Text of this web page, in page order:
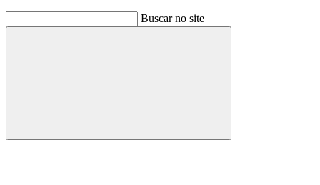
Buscar no site
Buscar